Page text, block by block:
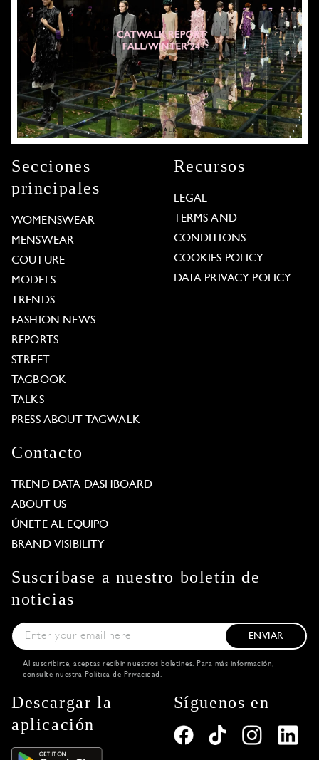
Secciones
principales
WOMENSWEAR
MENSWEAR
COUTURE
MODELS
TRENDS
FASHION NEWS
REPORTS
STREET
TAGBOOK
TALKS
PRESS ABOUT TAGWALK
Recursos
LEGAL
TERMS AND
CONDITIONS
COOKIES POLICY
DATA PRIVACY POLICY
Contacto
TREND DATA DASHBOARD
ABOUT US
ÚNETE AL EQUIPO
BRAND VISIBILITY
Suscríbase a nuestro boletín de
noticias
ENVIAR
Al suscribirte, aceptas recibir nuestros boletines. Para más información,
consulte nuestra Política de Privacidad .
Descargar la
aplicación
Síguenos en